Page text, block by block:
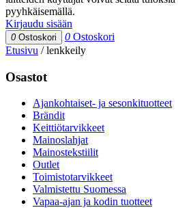
pyyhkäisemällä.
Kirjaudu sisään
0 Ostoskori 0 Ostoskori
Etusivu /lenkkeily
Osastot
Ajankohtaiset- ja sesonkituotteet
Brändit
Keittiötarvikkeet
Mainoslahjat
Mainostekstiilit
Outlet
Toimistotarvikkeet
Valmistettu Suomessa
Vapaa-ajan ja kodin tuotteet